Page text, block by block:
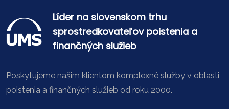
Líder na slovenskom trhu
sprostredkovateľov poistenia a
finančných služieb
Poskytujeme našim klientom komplexné služby v oblasti
poistenia a finančných služieb od roku 2000.